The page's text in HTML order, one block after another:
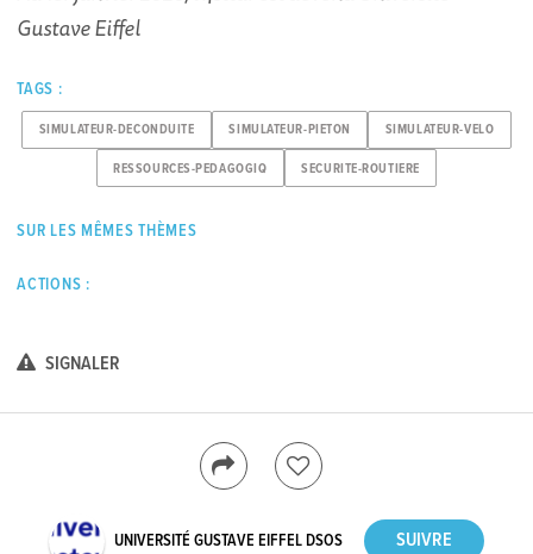
Gustave Eiffel
TAGS :
SIMULATEUR-DECONDUITE SIMULATEUR-PIETON SIMULATEUR-VELO
RESSOURCES-PEDAGOGIQ SECURITE-ROUTIERE
SUR LES MÊMES THÈMES
ACTIONS :
SIGNALER
UNIVERSITÉ GUSTAVE EIFFEL DSOS